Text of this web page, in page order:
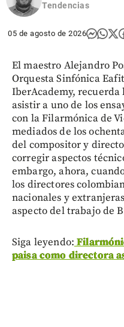
Tendencias
05 de agosto de 2026
El maestro Alejandro
Orquesta Sinfónica
IberAcademy,
asistir a uno de los
con la Filarmónica de
mediados de los
del compositor y
corregir aspectos
embargo, ahora,
los directores
nacionales y
aspecto del trabajo de
Siga leyendo:
paisa como directora